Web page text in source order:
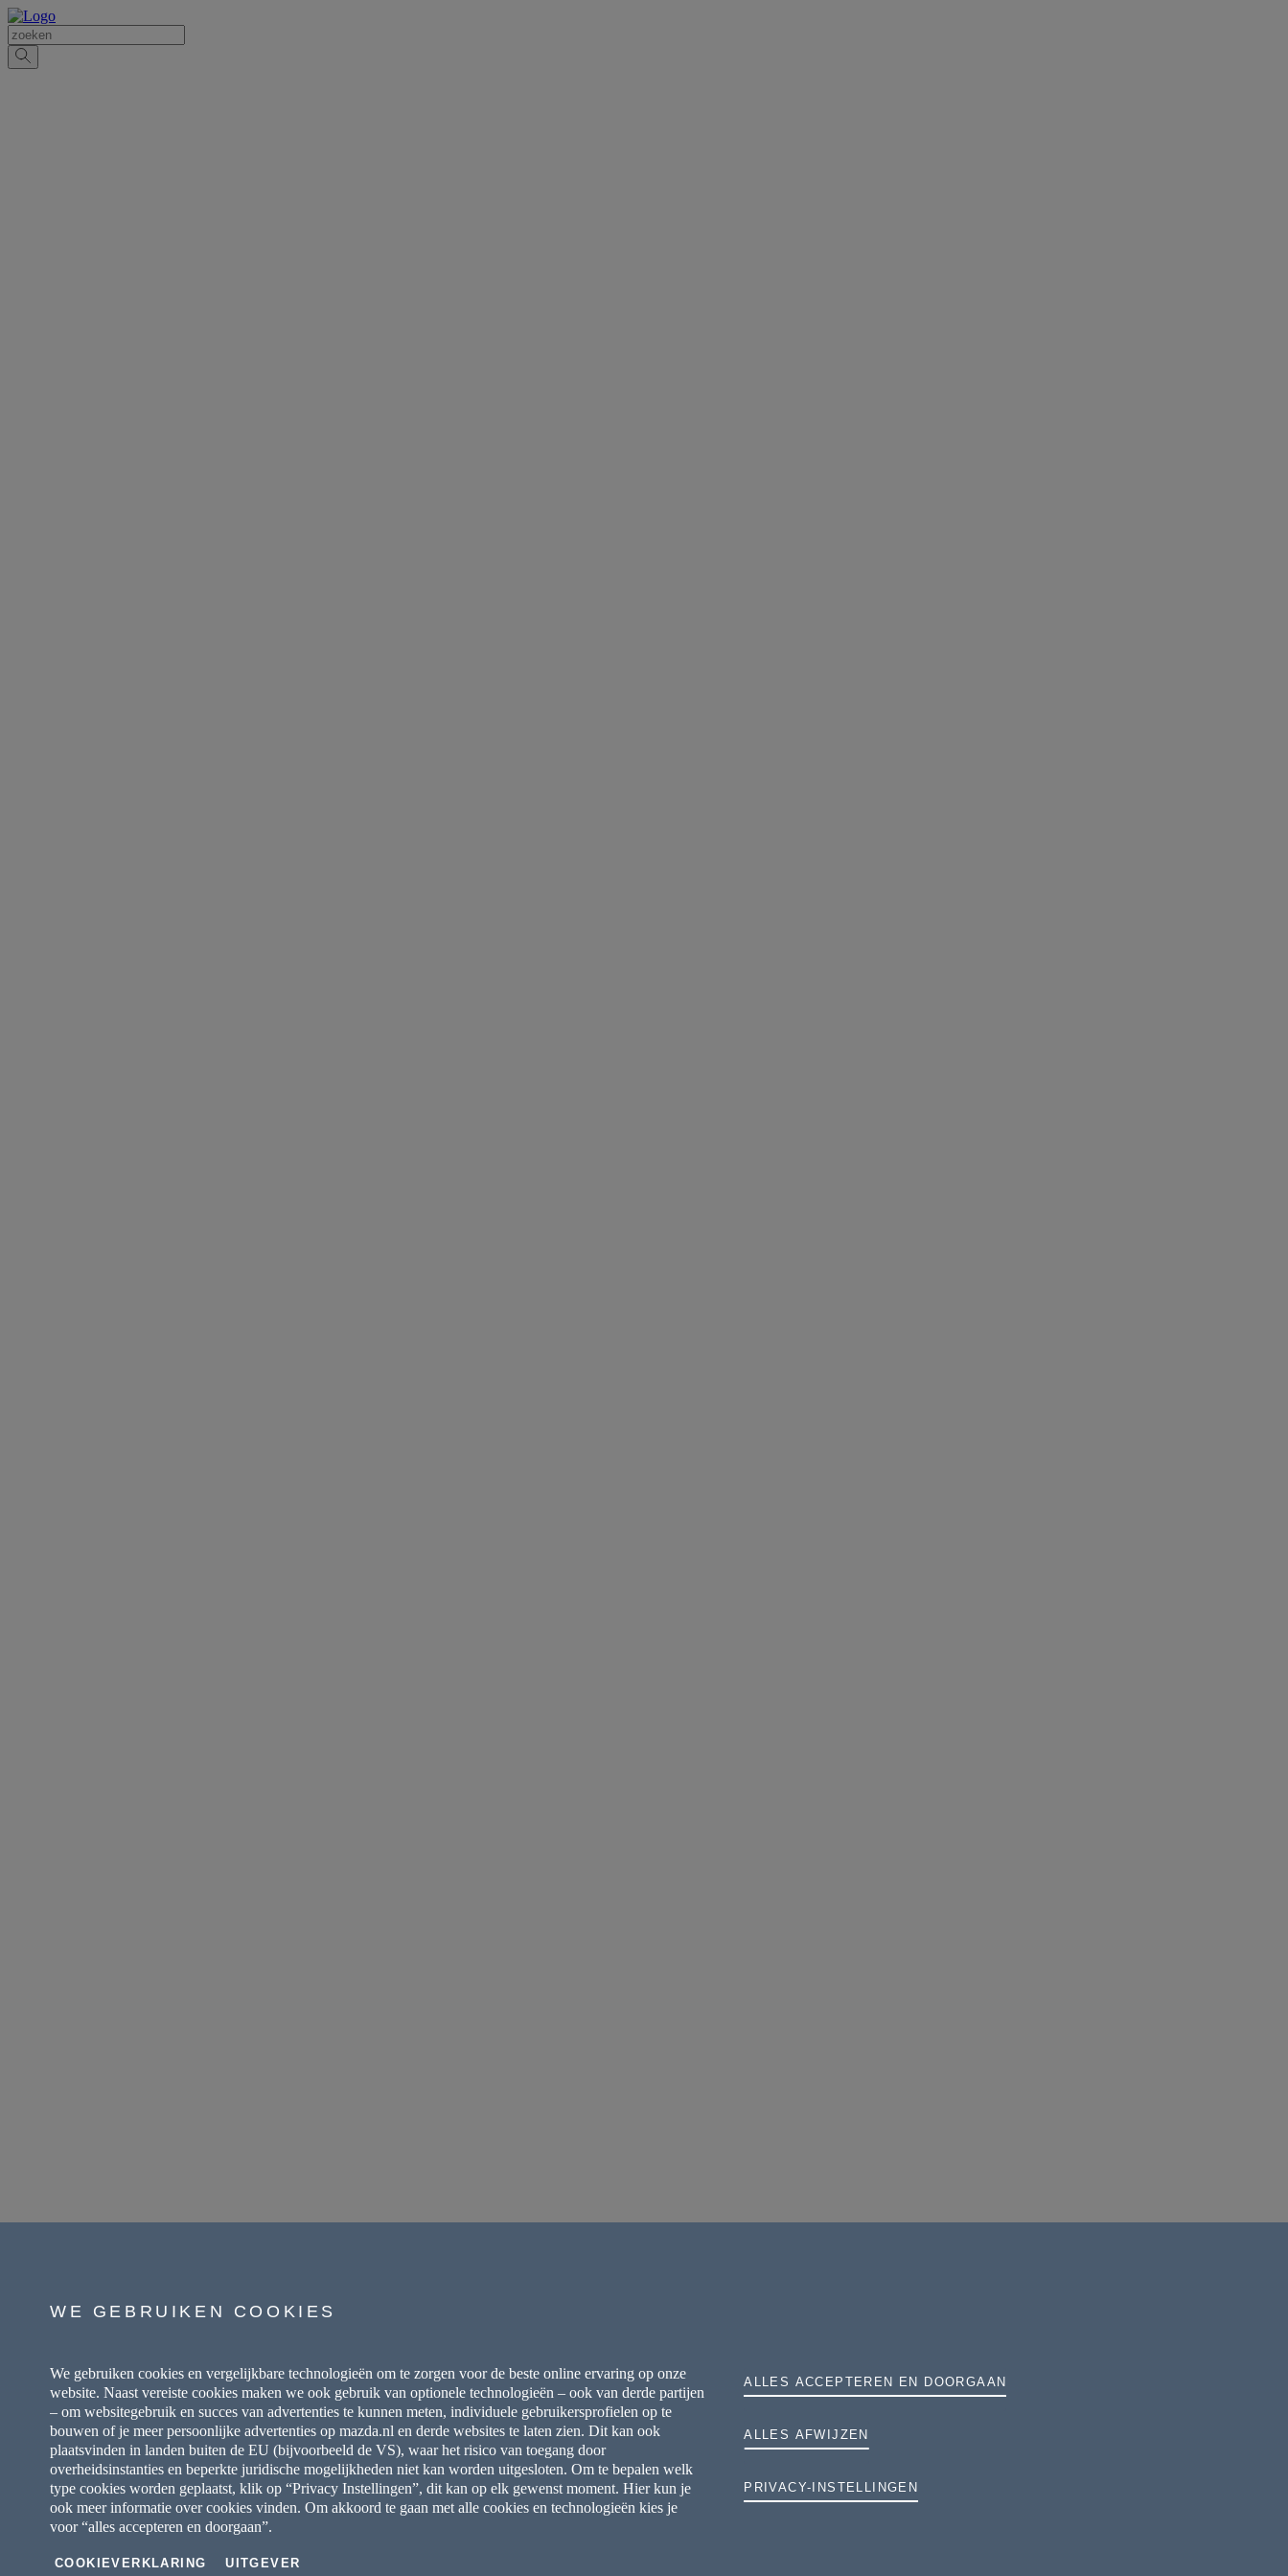
WE GEBRUIKEN COOKIES
We gebruiken cookies en vergelijkbare technologieën om te zorgen voor de beste online ervaring op onze
website. Naast vereiste cookies maken we ook gebruik van optionele technologieën – ook van derde partijen
– om websitegebruik en succes van advertenties te kunnen meten, individuele gebruikersprofielen op te
bouwen of je meer persoonlijke advertenties op mazda.nl en derde websites te laten zien. Dit kan ook
plaatsvinden in landen buiten de EU (bijvoorbeeld de VS), waar het risico van toegang door
overheidsinstanties en beperkte juridische mogelijkheden niet kan worden uitgesloten. Om te bepalen welk
type cookies worden geplaatst, klik op “Privacy Instellingen”, dit kan op elk gewenst moment. Hier kun je
ook meer informatie over cookies vinden. Om akkoord te gaan met alle cookies en technologieën kies je
voor “alles accepteren en doorgaan”.
COOKIEVERKLARING UITGEVER
ALLES ACCEPTEREN EN DOORGAAN
ALLES AFWIJZEN
PRIVACY-INSTELLINGEN